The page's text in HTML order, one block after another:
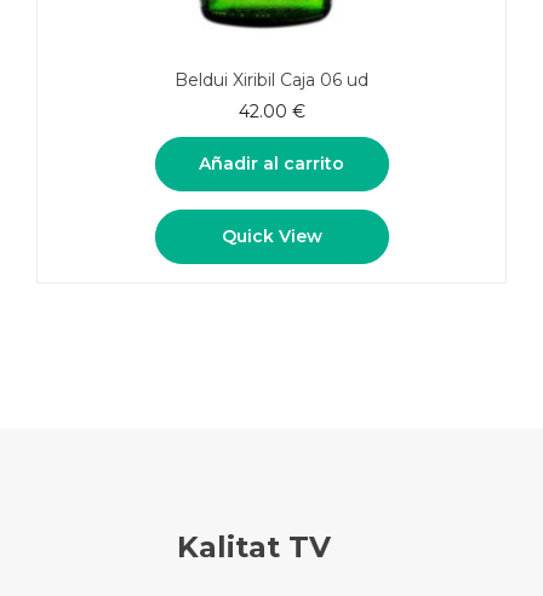
Beldui Xiribil Caja 06 ud
42.00 €
Añadir al carrito
Quick View
Kalitat TV